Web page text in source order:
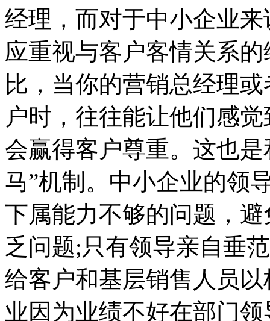
经理，而对于中小企业
应重视与客户客情关系
比，当你的营销总经理
户时，往往能让他们感
会赢得客户尊重。这也
马”机制。中小企业的领
下属能力不够的问题，
乏问题;只有领导亲自垂
给客户和基层销售人员
业因为业绩不好在部门